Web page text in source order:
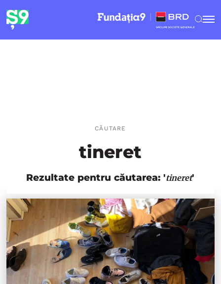
CĂUTARE
tineret
Rezultate pentru căutarea: 'tineret'